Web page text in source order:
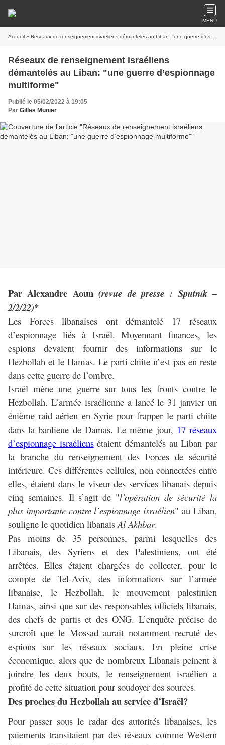
MENU
Accueil » Réseaux de renseignement israéliens démantelés au Liban: "une guerre d’espionnage multiforme"
Réseaux de renseignement israéliens
démantelés au Liban: "une guerre d’espionnage
multiforme"
Publié le 05/02/2022 à 19:05
Par Gilles Munier
Par Alexandre Aoun(revue de presse : Sputnik –
2/2/22)*
Les Forces libanaises ont démantelé 17 réseaux
d’espionnage liés à Israël. Moyennant finances, les
espions devaient fournir des informations sur le
Hezbollah et le Hamas. Le parti chiite n’est pas en reste
dans cette guerre de l’ombre.
Israël mène une guerre sur tous les fronts contre le
Hezbollah. L’armée israélienne a lancé le 31 janvier un
énième raid aérien en Syrie pour frapper le parti chiite
dans la banlieue de Damas. Le même jour, 17 réseaux
d’espionnage israéliensétaient démantelés au Liban par
la branche du renseignement des Forces de sécurité
intérieure. Ces différentes cellules, non connectées entre
elles, étaient dans le viseur des services libanais depuis
cinq semaines. Il s’agit de "l’opération de sécurité la
plus importante contre l’espionnage israélien" au Liban,
souligne le quotidien libanaisAl Akhbar.
Pas moins de 35 personnes, parmi lesquelles des
Libanais, des Syriens et des Palestiniens, ont été
arrêtées. Elles étaient chargées de collecter, pour le
compte de Tel-Aviv, des informations sur l’armée
libanaise, le Hezbollah, le mouvement palestinien
Hamas, ainsi que sur des responsables officiels libanais,
des chefs de partis et des ONG. L’enquête précise de
surcroît que le Mossad aurait notamment recruté des
espions sur les réseaux sociaux. En pleine crise
économique, alors que de nombreux Libanais peinent à
joindre les deux bouts, le renseignement israélien a
profité de cette situation pour soudoyer des sources.
Des proches du Hezbollah au service d’Israël?
Pour passer sous le radar des autorités libanaises, les
paiements transitaient par des réseaux comme Western